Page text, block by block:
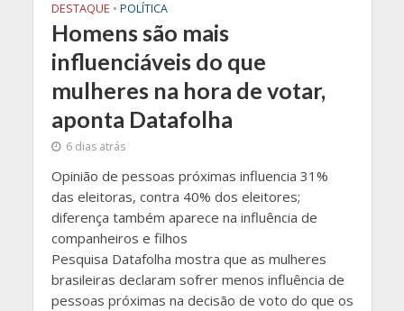
DESTAQUE • POLÍTICA
Homens são mais
influenciáveis do que
mulheres na hora de votar,
aponta Datafolha
6 dias atrás
Opinião de pessoas próximas influencia 31%
das eleitoras, contra 40% dos eleitores;
diferença também aparece na influência de
companheiros e filhos
Pesquisa Datafolha mostra que as mulheres
brasileiras declaram sofrer menos influência de
pessoas próximas na decisão de voto do que os